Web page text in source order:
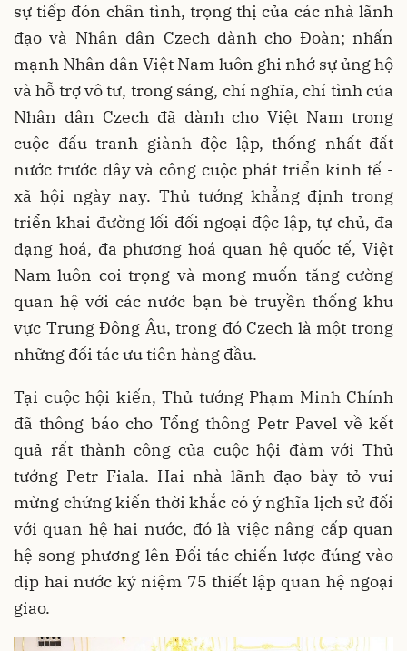
sự tiếp đón chân tình, trọng thị của các nhà lãnh
đạo và Nhân dân Czech dành cho Đoàn; nhấn
mạnh Nhân dân Việt Nam luôn ghi nhớ sự ủng hộ
và hỗ trợ vô tư, trong sáng, chí nghĩa, chí tình của
Nhân dân Czech đã dành cho Việt Nam trong
cuộc đấu tranh giành độc lập, thống nhất đất
nước trước đây và công cuộc phát triển kinh tế -
xã hội ngày nay. Thủ tướng khẳng định trong
triển khai đường lối đối ngoại độc lập, tự chủ, đa
dạng hoá, đa phương hoá quan hệ quốc tế, Việt
Nam luôn coi trọng và mong muốn tăng cường
quan hệ với các nước bạn bè truyền thống khu
vực Trung Đông Âu, trong đó Czech là một trong
những đối tác ưu tiên hàng đầu.
Tại cuộc hội kiến, Thủ tướng Phạm Minh Chính
đã thông báo cho Tổng thông Petr Pavel về kết
quả rất thành công của cuộc hội đàm với Thủ
tướng Petr Fiala. Hai nhà lãnh đạo bày tỏ vui
mừng chứng kiến thời khắc có ý nghĩa lịch sử đối
với quan hệ hai nước, đó là việc nâng cấp quan
hệ song phương lên Đối tác chiến lược đúng vào
dịp hai nước kỷ niệm 75 thiết lập quan hệ ngoại
giao.